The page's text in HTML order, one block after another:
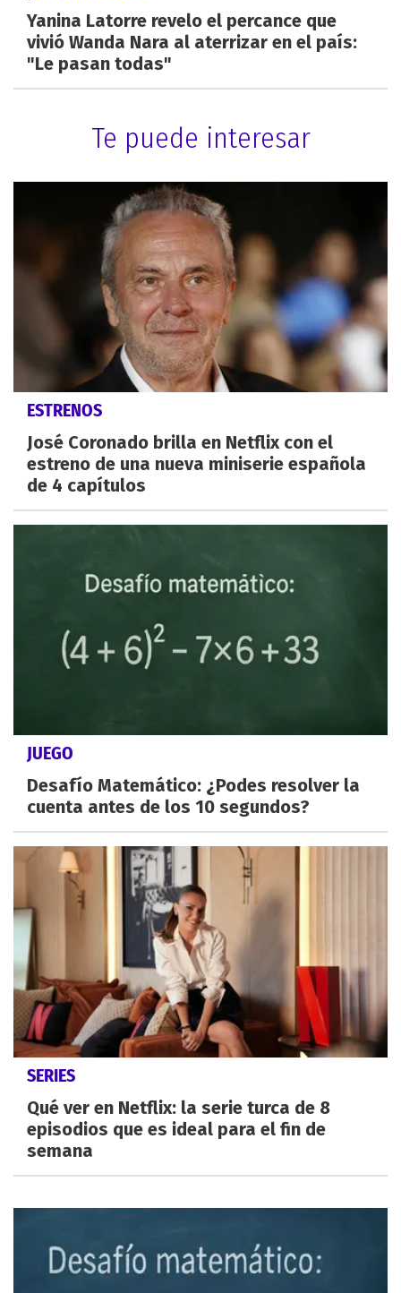
Yanina Latorre revelo el percance que
vivió Wanda Nara al aterrizar en el país:
"Le pasan todas"
Te puede interesar
ESTRENOS
José Coronado brilla en Netflix con el
estreno de una nueva miniserie española
de 4 capítulos
JUEGO
Desafío Matemático: ¿Podes resolver la
cuenta antes de los 10 segundos?
SERIES
Qué ver en Netflix: la serie turca de 8
episodios que es ideal para el fin de
semana